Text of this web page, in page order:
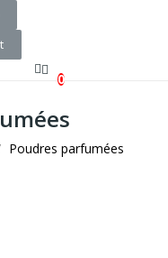
0
Poudres parfumées